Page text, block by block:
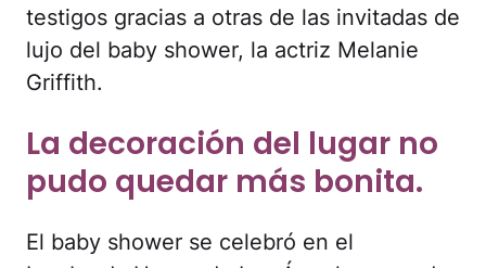
testigos gracias a otras de las invitadas de
lujo del baby shower, la actriz Melanie
Griffith.
La decoración del lugar no
pudo quedar más bonita.
El baby shower se celebró en el